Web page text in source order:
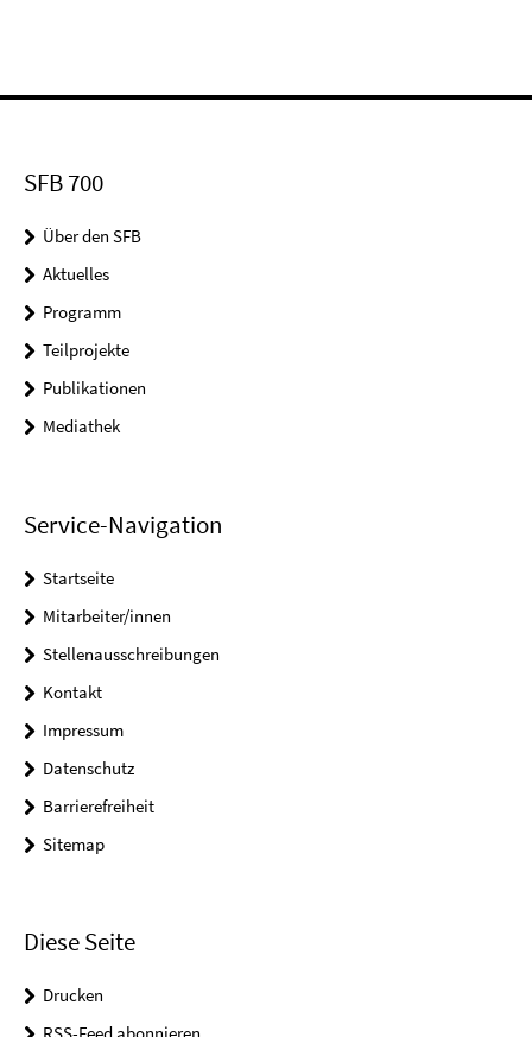
SFB 700
Über den SFB
Aktuelles
Programm
Teilprojekte
Publikationen
Mediathek
Service-Navigation
Startseite
Mitarbeiter/innen
Stellenausschreibungen
Kontakt
Impressum
Datenschutz
Barrierefreiheit
Sitemap
Diese Seite
Drucken